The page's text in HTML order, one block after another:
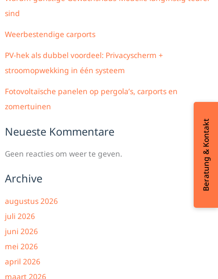
sind
Weerbestendige carports
PV-hek als dubbel voordeel: Privacyscherm +
stroomopwekking in één systeem
Fotovoltaïsche panelen op pergola’s, carports en
zomertuinen
Neueste Kommentare
Geen reacties om weer te geven.
Archive
augustus 2026
juli 2026
juni 2026
mei 2026
april 2026
maart 2026
Beratung & Kontakt